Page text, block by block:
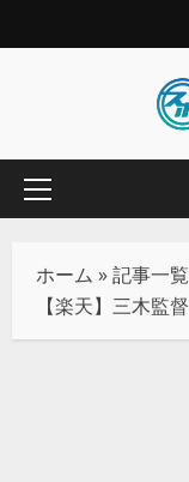
ホーム »記事一覧